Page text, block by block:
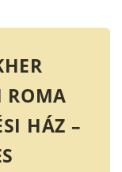
ROMA
HÁZ –